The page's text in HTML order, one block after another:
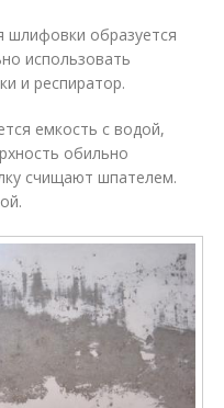
шлифовки образуется
использовать
и респиратор.
емкость с водой,
обильно
счищают шпателем.